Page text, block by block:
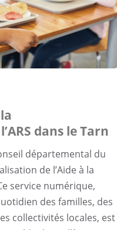
dans le Tarn
départemental du
de l’Aide à la
service numérique,
des familles, des
collectivités locales, est